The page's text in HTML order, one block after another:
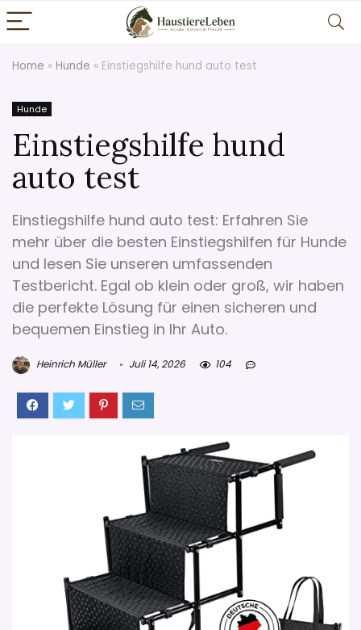
Home » Hunde » Einstiegshilfe hund auto test
Hunde
Einstiegshilfe hund
auto test
Einstiegshilfe hund auto test: Erfahren Sie
mehr über die besten Einstiegshilfen für Hunde
und lesen Sie unseren umfassenden
Testbericht. Egal ob klein oder groß, wir haben
die perfekte Lösung für einen sicheren und
bequemen Einstieg in Ihr Auto.
Heinrich Müller Juli 14, 2026 104